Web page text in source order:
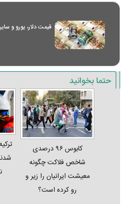
قیمت دلار، یورو و
حتما بخوانید
کابوس ۹۶ درصدی
شاخص فلاکت چگونه
معیشت ایرانیان را زیر و
رو کرده است؟